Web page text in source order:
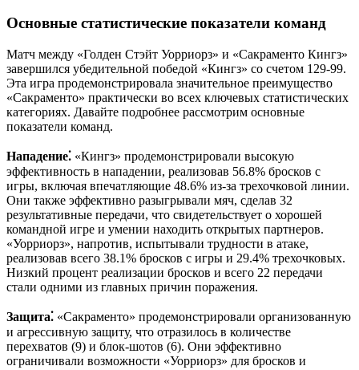
Основные статистические показатели команд
Матч между «Голден Стэйт Уорриорз» и «Сакраменто Кингз»
завершился убедительной победой «Кингз» со счетом 129-99.
Эта игра продемонстрировала значительное преимущество
«Сакраменто» практически во всех ключевых статистических
категориях. Давайте подробнее рассмотрим основные
показатели команд.
Нападение⁚ «Кингз» продемонстрировали высокую
эффективность в нападении, реализовав 56.8% бросков с
игры, включая впечатляющие 48.6% из-за трехочковой линии.
Они также эффективно разыгрывали мяч, сделав 32
результативные передачи, что свидетельствует о хорошей
командной игре и умении находить открытых партнеров.
«Уорриорз», напротив, испытывали трудности в атаке,
реализовав всего 38.1% бросков с игры и 29.4% трехочковых.
Низкий процент реализации бросков и всего 22 передачи
стали одними из главных причин поражения.
Защита⁚ «Сакраменто» продемонстрировали организованную
и агрессивную защиту, что отразилось в количестве
перехватов (9) и блок-шотов (6). Они эффективно
ограничивали возможности «Уорриорз» для бросков и